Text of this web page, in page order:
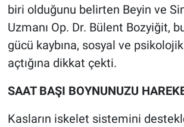
biri olduğunu belirten Beyin ve
Uzmanı Op. Dr. Bülent Bozyiğit,
gücü kaybına, sosyal ve
açtığına dikkat çekti.
SAAT BAŞI BOYNUNUZU
Kasların iskelet sistemini